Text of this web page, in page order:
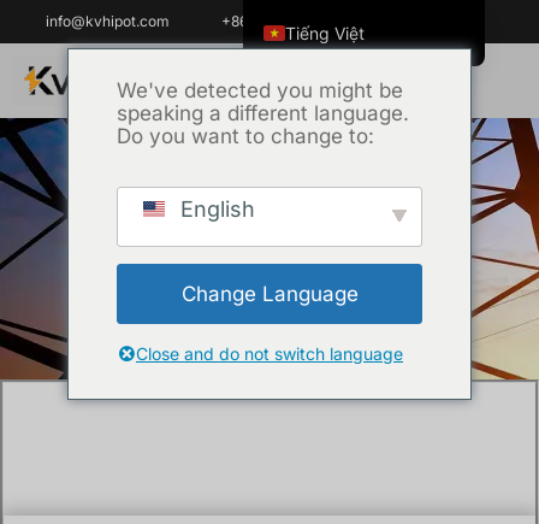
info@kvhipot.com +86 18062060691
Kỹ thuật
/ Cần thực hiện những
thử nghiệm nào đối với máy biến áp điện
We've detected you might be
speaking a different language.
Do you want to change to:
English
Change Language
Close and do not switch language
Tiếng Việt
ไทย
العربية
Русский
한국어
Português do Brasil